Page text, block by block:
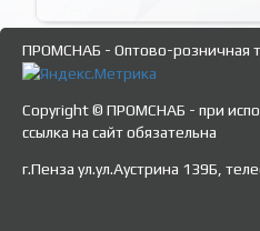
ПРОМСНАБ - Оптово-розничная
Copyright © ПРОМСНАБ - при
ссылка на сайт обязательна
г.Пенза ул.ул.Аустрина 139Б,